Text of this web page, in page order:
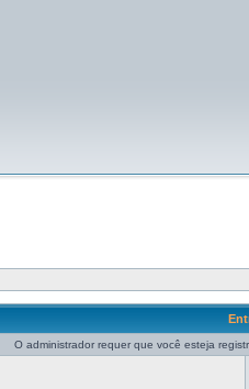
O administrador requer que você esteja